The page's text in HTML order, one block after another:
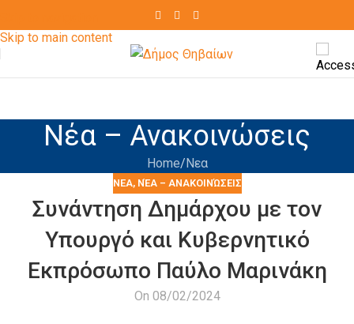
Skip to main content
Νέα – Ανακοινώσεις
Home Νεα
ΝΕΑ, ΝΈΑ – ΑΝΑΚΟΙΝΏΣΕΙΣ
Συνάντηση Δημάρχου με τον
Υπουργό και Κυβερνητικό
Εκπρόσωπο Παύλο Μαρινάκη
On 08/02/2024